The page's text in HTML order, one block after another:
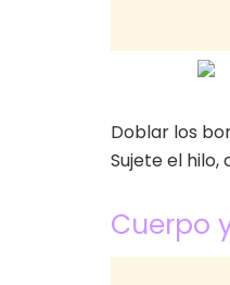
Doblar los
Sujete el
Cuerpo